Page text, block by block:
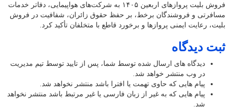
فروش بلیت پروازهای اربعین ۱۴۰۵ به شرکت‌های هواپیمایی، دفاتر خدمات
مسافرتی و فروشندگان برخط، بر حفظ حقوق زائران، شفافیت در فروش
بلیت، رعایت ایمنی پروازها و برخورد قاطع با متخلفان تأکید کرد.
ثبت دیدگاه
دیدگاه های ارسال شده توسط شما، پس از تایید توسط تیم مدیریت
در وب منتشر خواهد شد.
پیام هایی که حاوی تهمت یا افترا باشد منتشر نخواهد شد.
پیام هایی که به غیر از زبان فارسی یا غیر مرتبط باشد منتشر نخواهد
شد.